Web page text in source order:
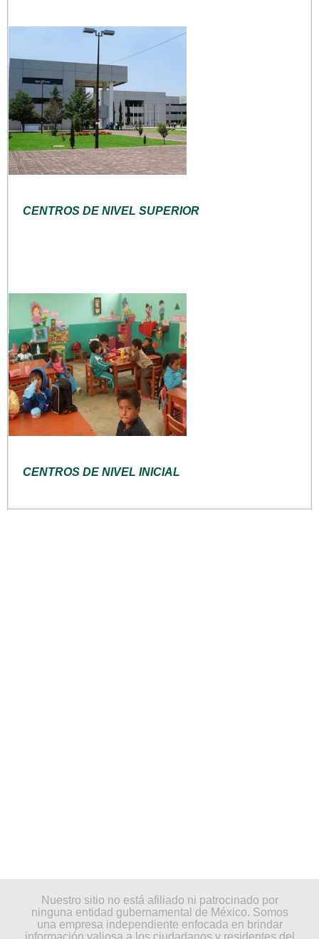
CENTROS DE NIVEL SUPERIOR
CENTROS DE NIVEL INICIAL
Nuestro sitio no está afiliado ni patrocinado por
ninguna entidad gubernamental de México. Somos
una empresa independiente enfocada en brindar